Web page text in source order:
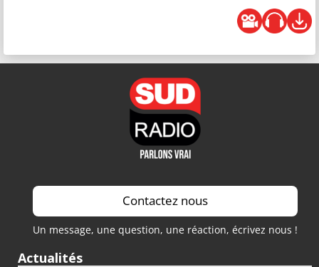
Contactez nous
Un message, une question, une réaction, écrivez nous !
Actualités